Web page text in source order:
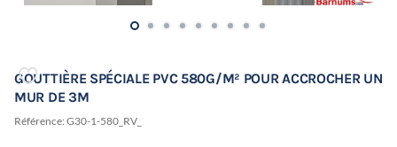
GOUTTIÈRE SPÉCIALE PVC 580G/M² POUR ACCROCHER UN
MUR DE 3M
Référence: G30-1-580_RV_